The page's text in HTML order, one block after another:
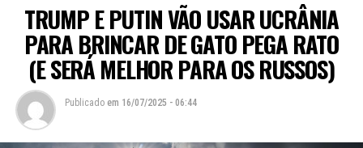
TRUMP E PUTIN VÃO USAR UCRÂNIA
PARA BRINCAR DE GATO PEGA RATO
(E SERÁ MELHOR PARA OS RUSSOS)
Publicado em 16/07/2025 - 06:44